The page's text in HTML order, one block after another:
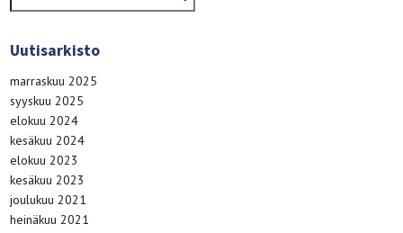
Uutisarkisto
marraskuu 2025
syyskuu 2025
elokuu 2024
kesäkuu 2024
elokuu 2023
kesäkuu 2023
joulukuu 2021
heinäkuu 2021